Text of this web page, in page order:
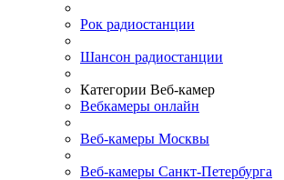
Рок радиостанции
Шансон радиостанции
Категории Веб-камер
Вебкамеры онлайн
Веб-камеры Москвы
Веб-камеры Санкт-Петербурга